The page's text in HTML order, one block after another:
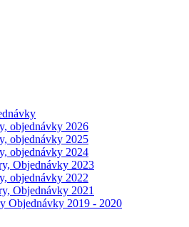
objednávky 2026
objednávky 2025
objednávky 2024
Objednávky 2023
objednávky 2022
Objednávky 2021
Objednávky 2019 - 2020